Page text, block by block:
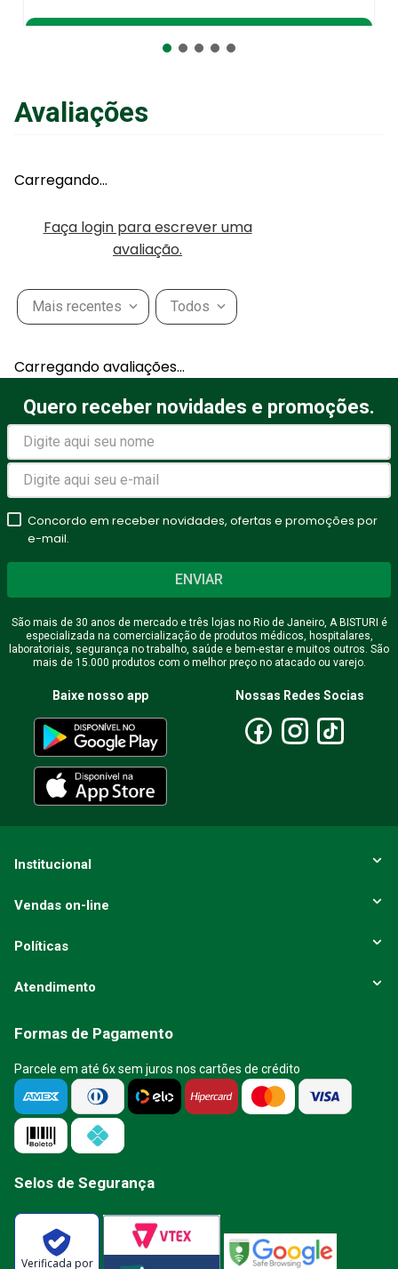
Avaliações
Carregando…
Faça login para escrever uma
avaliação.
Mais recentes Todos
Carregando avaliações…
Quero receber novidades e promoções.
Concordo em receber novidades, ofertas e promoções por
e-mail.
ENVIAR
São mais de 30 anos de mercado e três lojas no Rio de Janeiro, A BISTURI é
especializada na comercialização de produtos médicos, hospitalares,
laboratoriais, segurança no trabalho, saúde e bem-estar e muitos outros. São
mais de 15.000 produtos com o melhor preço no atacado ou varejo.
Baixe nosso app Nossas Redes Socias
Institucional
Vendas on-line
Políticas
Atendimento
Formas de Pagamento
Parcele em até 6x sem juros nos cartões de crédito
Selos de Segurança
Verificada por